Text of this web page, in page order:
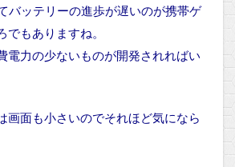
バッテリーの進歩が遅いのが携帯ゲ
でもありますね。
電力の少ないものが開発されればい
画面も小さいのでそれほど気になら